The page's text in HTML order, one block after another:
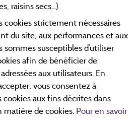
© OpenStreetMap contributors
raisins secs...)
cookies strictement nécessaires
du site, aux performances et aux
sommes susceptibles d’utiliser
afin de bénéficier de
aux utilisateurs. En
vous consentez à
aux fins décrites dans
de cookies. Pour en savoir